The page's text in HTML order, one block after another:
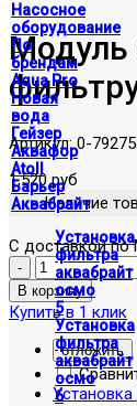
Насосное
оборудование
По
брендам
Aqua Pro
Новая
вода
Гейзер
Аквафор
Atoll
Барьер
Аквабрайт
Установка
фильтра
аквабрайт
осмо
5
Установка
фильтра
аквабрайт
осмо
6
Артикул:0-
1,520 руб
Наличие
С доставкой по
Купить в 1 клик
отложить